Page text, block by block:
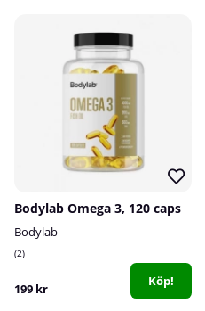
Bodylab Omega 3, 120 caps
Bodylab
2
199 kr Köp!